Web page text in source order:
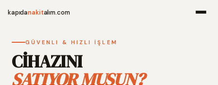
kapıdanakitalım.com
GÜVENLI & HIZLI İŞLEM
CİHAZINI
SATIYOR MUSUN?